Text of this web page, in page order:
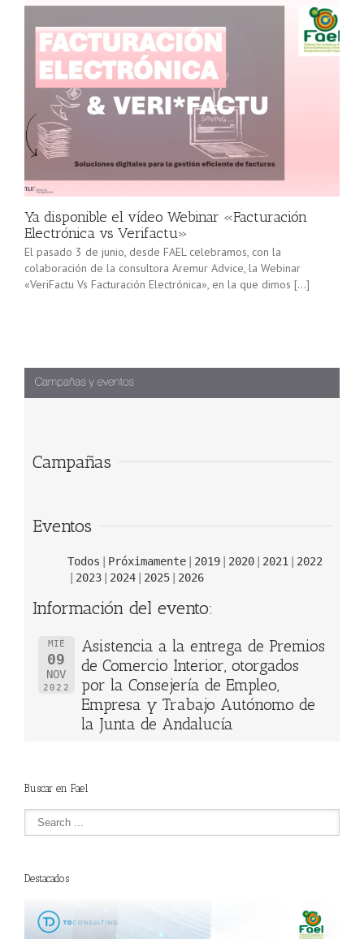
Ya disponible el vídeo Webinar «Facturación
Electrónica vs Verifactu»
El pasado 3 de junio, desde FAEL celebramos, con la
colaboración de la consultora Aremur Advice, la Webinar
«VeriFactu Vs Facturación Electrónica», en la que dimos […]
Campañas
Eventos
Todos Próximamente 2019 2020 2021
2022
2023
2024 2025 2026
Información del evento:
MIÉ
09
NOV
2022
Asistencia a la entrega de Premios
de Comercio Interior, otorgados
por la Consejería de Empleo,
Empresa y Trabajo Autónomo de
la Junta de Andalucía
Buscar en Fael
Destacados